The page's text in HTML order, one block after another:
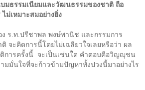
มธรรมเนียมและวัฒนธรรมของชาติ ถือ
ม่เหมาะสมอย่างยิ่ง
ง ร.ท.ปรีชาพล พงษ์พานิช และกรรมการ
จะคิดการนี้โดยไม่เฉลียวใจเลยหรือว่า ผล
การครั้งนี้
จะเป็นเช่นใด คำตอบคือวิญญุชน
มมั่นใจที่จะก้าวข้ามปัญหาทั้งปวงนี้มาอย่างไร